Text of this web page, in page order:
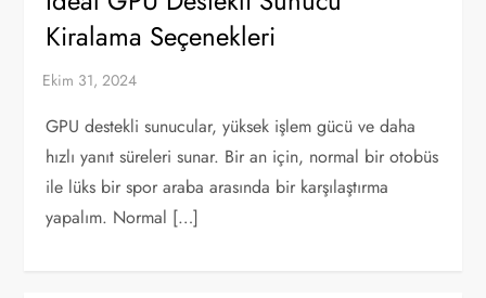
Kiralama Seçenekleri
GPU destekli sunucular, yüksek işlem gücü ve daha
hızlı yanıt süreleri sunar. Bir an için, normal bir otobüs
ile lüks bir spor araba arasında bir karşılaştırma
yapalım. Normal […]